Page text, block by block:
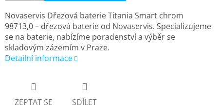
Novaservis Dřezová baterie Titania Smart chrom
98713,0 – dřezová baterie od Novaservis. Specializujeme
se na baterie, nabízíme poradenství a výběr se
skladovým zázemím v Praze.
Detailní informace
ZEPTAT SE SDÍLET